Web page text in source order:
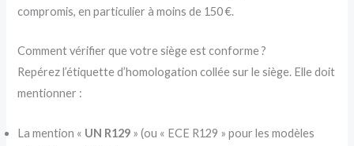
compromis, en particulier à moins de 150 €.
Comment vérifier que votre siège est conforme ?
Repérez l’étiquette d’homologation collée sur le siège. Elle doit
mentionner :
La mention « UN R129 » (ou « ECE R129 » pour les modèles